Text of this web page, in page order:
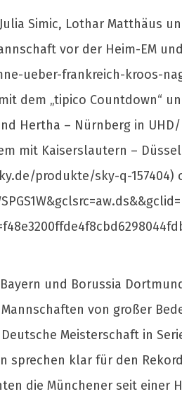
Simic, Lothar Matthäus
vor der Heim-EM
frankreich-kroos-
dem „tipico Countdown“
Hertha – Nürnberg in
mit Kaiserslautern –
produkte/sky-q-157404)
und Borussia
von großer
Meisterschaft in
sprechen klar für den
die Münchener seit einer